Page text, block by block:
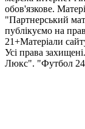
обов'язкове.
"Партнерський
публікуємо на
21+Матеріали
Усi права
Люкс". "Футбол